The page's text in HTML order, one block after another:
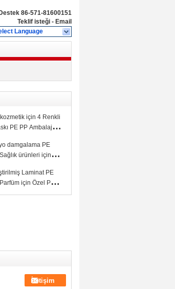
86-571-81600151
Teklif isteği - Email
Language
için 4 Renkli
PE PP Ambalaj
damgalama PE
ürünleri için
Laminat PE
için Özel Paket
İletişim